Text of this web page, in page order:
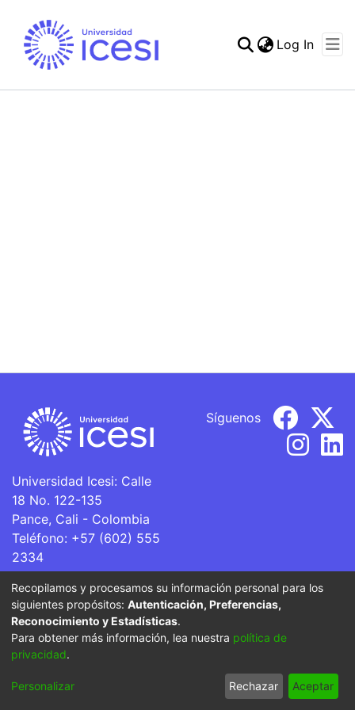
Log In
Universidad Icesi: Calle
18 No. 122-135
Pance, Cali - Colombia
Teléfono: +57 (602) 555
2334
ventanillaunica@icesi.edu.co
Síguenos
La Universidad Icesi es una Institución de Educación
Superior que se encuentra sujeta a inspección y vigilancia
por parte del Ministerio de Educación Nacional.
Cookie
End User
Agreement
Send
Feedback
Recopilamos y procesamos su información personal para los
siguientes propósitos: Autenticación, Preferencias,
Reconocimiento y Estadísticas.
Para obtener más información, lea nuestra política de
privacidad.
Personalizar Rechazar Aceptar